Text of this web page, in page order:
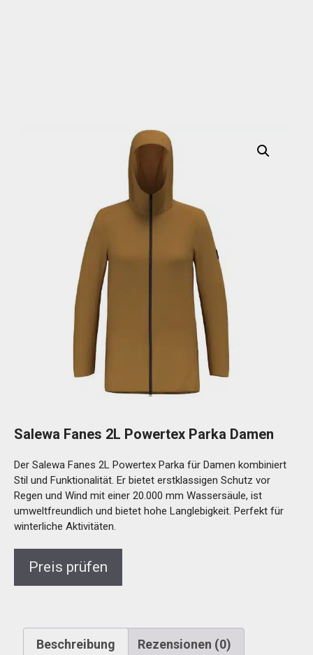
Salewa Fanes 2L Powertex Parka Damen
Der Salewa Fanes 2L Powertex Parka für Damen kombiniert
Stil und Funktionalität. Er bietet erstklassigen Schutz vor
Regen und Wind mit einer 20.000 mm Wassersäule, ist
umweltfreundlich und bietet hohe Langlebigkeit. Perfekt für
winterliche Aktivitäten.
Preis prüfen
Beschreibung Rezensionen (0)